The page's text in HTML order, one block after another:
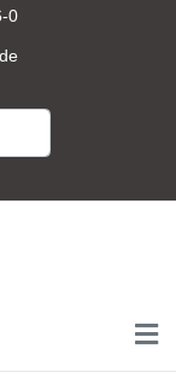
0
e
characters for